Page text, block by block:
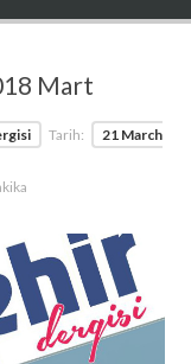
Mart
Tarih:
21 March